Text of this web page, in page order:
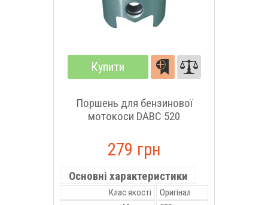
Купити
Поршень для бензинової
мотокоси DABC 520
279 грн
Основні характеристики
Клас якості
Оригінал